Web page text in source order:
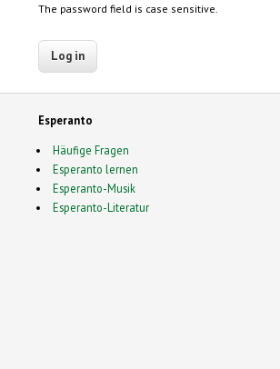
The password field is case sensitive.
Esperanto
Häufige Fragen
Esperanto lernen
Esperanto-Musik
Esperanto-Literatur